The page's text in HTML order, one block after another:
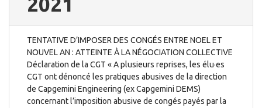
TENTATIVE D’IMPOSER DES CONGÉS ENTRE NOEL ET
NOUVEL AN : ATTEINTE À LA NÉGOCIATION COLLECTIVE
Déclaration de la CGT « A plusieurs reprises, les élu·es
CGT ont dénoncé les pratiques abusives de la direction
de Capgemini Engineering (ex Capgemini DEMS)
concernant l’imposition abusive de congés payés par la